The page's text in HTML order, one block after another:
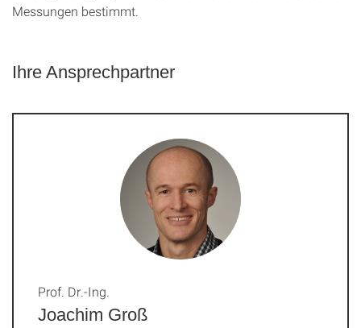
Messungen bestimmt.
Ihre Ansprechpartner
Joachim Groß
Prof. Dr.-Ing.